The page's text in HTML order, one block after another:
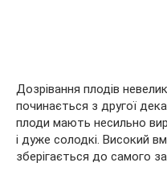
Дозрівання плодів
починається з другої
плоди мають несильно
і дуже солодкі. Високий
зберігається до самого